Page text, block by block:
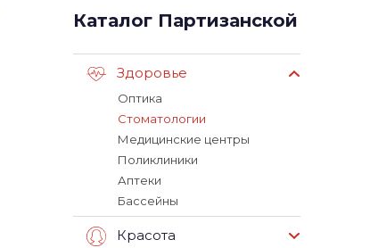
Каталог Партизанской
Здоровье
Оптика
Стоматологии
Медицинские центры
Поликлиники
Аптеки
Бассейны
Красота